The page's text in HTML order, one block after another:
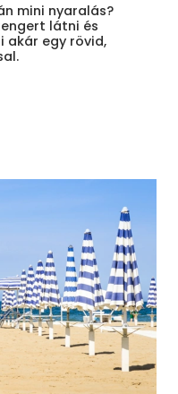
mini nyaralás?
látni és
egy rövid,